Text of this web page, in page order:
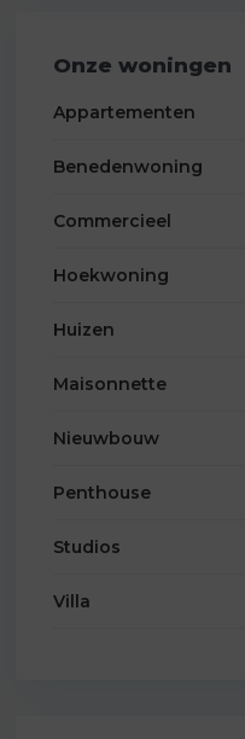
Onze woningen
Appartementen
Benedenwoning
Commercieel
Hoekwoning
Huizen
Maisonnette
Nieuwbouw
Penthouse
Studios
Villa